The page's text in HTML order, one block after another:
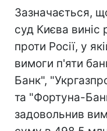
Зазначається,
суд Києва
проти Росії, у
вимоги п'яти
Банк",
та "Фортуна-
задовольнив